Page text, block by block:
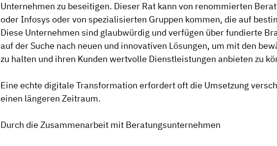
Unternehmen zu beseitigen. Dieser Rat kann von renommierten
oder Infosys oder von spezialisierten Gruppen kommen, die auf
Diese Unternehmen sind glaubwürdig und verfügen über fundierte
auf der Suche nach neuen und innovativen Lösungen, um mit den
zu halten und ihren Kunden wertvolle Dienstleistungen anbieten zu
Eine echte digitale Transformation erfordert oft die Umsetzung
einen längeren Zeitraum.
Durch die Zusammenarbeit mit Beratungsunternehmen